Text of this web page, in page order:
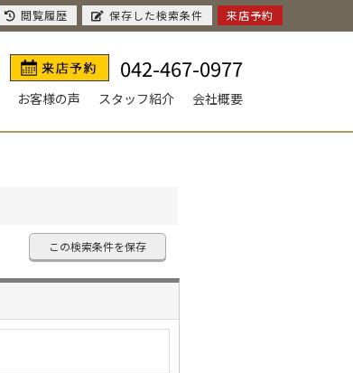
042-467-0977
お客様の声 スタッフ紹介 会社概要
この検索条件を保存
閲覧履歴 保存した検索条件 来店予約